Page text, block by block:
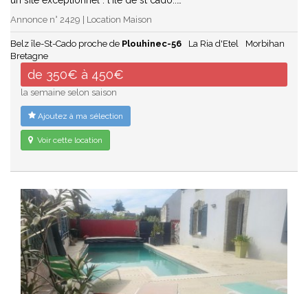
Annonce n° 2429 | Location Maison
Belz île-St-Cado proche de Plouhinec-56 La Ria d'Etel
Morbihan
Bretagne
de 350€ à 450€
la semaine selon saison
Ajoutez à ma sélection
Voir cette location